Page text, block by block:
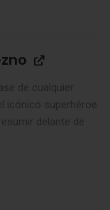
de cualquier
icónico superhéroe
delante de